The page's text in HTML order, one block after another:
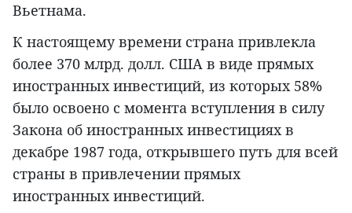
Вьетнама.
К настоящему времени страна привлекла
более 370 млрд. долл. США в виде прямых
иностранных инвестиций, из которых 58%
было освоено с момента вступления в силу
Закона об иностранных инвестициях в
декабре 1987 года, открывшего путь для всей
страны в привлечении прямых
иностранных инвестиций.